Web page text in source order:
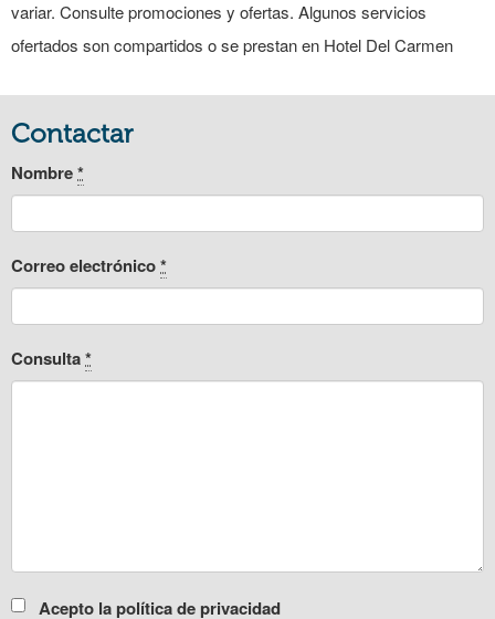
variar. Consulte promociones y ofertas. Algunos servicios
ofertados son compartidos o se prestan en Hotel Del Carmen
Contactar
Nombre*
Correo electrónico*
Consulta*
Acepto la política de privacidad